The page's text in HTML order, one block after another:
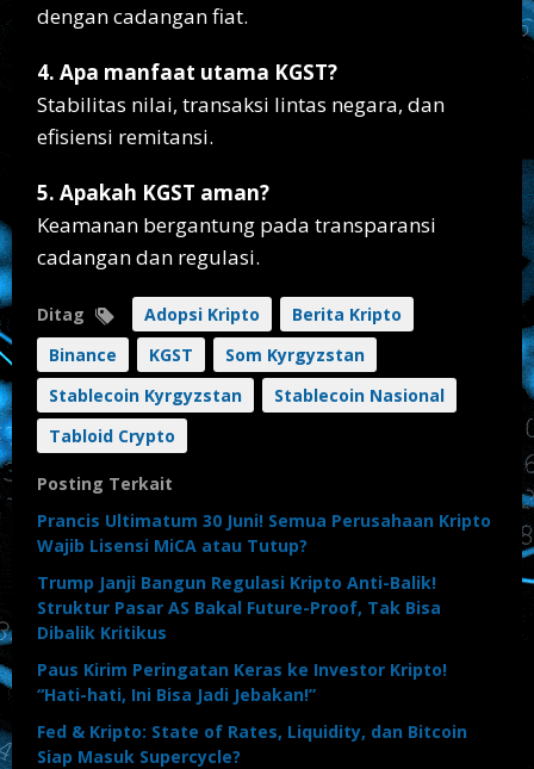
dengan cadangan fiat.
4. Apa manfaat utama KGST?
Stabilitas nilai, transaksi lintas negara, dan
efisiensi remitansi.
5. Apakah KGST aman?
Keamanan bergantung pada transparansi
cadangan dan regulasi.
Ditag Adopsi Kripto
Berita Kripto
Binance
KGST
Som Kyrgyzstan
Stablecoin Kyrgyzstan
Stablecoin Nasional
Tabloid Crypto
Posting Terkait
Prancis Ultimatum 30 Juni! Semua Perusahaan Kripto
Wajib Lisensi MiCA atau Tutup?
Trump Janji Bangun Regulasi Kripto Anti-Balik!
Struktur Pasar AS Bakal Future-Proof, Tak Bisa
Dibalik Kritikus
Paus Kirim Peringatan Keras ke Investor Kripto!
“Hati-hati, Ini Bisa Jadi Jebakan!”
Fed & Kripto: State of Rates, Liquidity, dan Bitcoin
Siap Masuk Supercycle?